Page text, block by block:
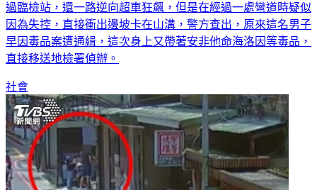
過臨檢站，還一路逆向超車狂飆，但是在經過一處彎道時疑似
因為失控，直接衝出邊坡卡在山溝，警方查出，原來這名男子
早因毒品案遭通緝，這次身上又帶著安非他命海洛因等毒品，
直接移送地檢署偵辦。
社會